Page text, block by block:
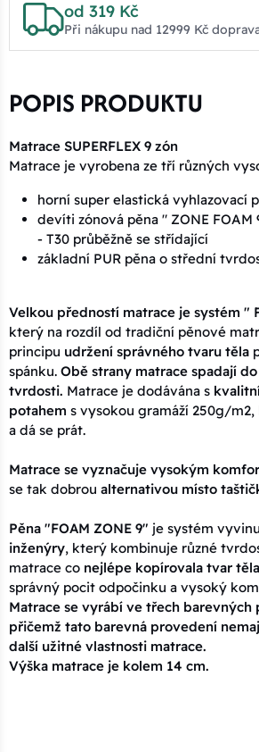
od 319 Kč
Při nákupu nad 12999 Kč
POPIS PRODUKTU
Matrace SUPERFLEX 9 zón
Matrace je vyrobena ze tří různých
horní super elastická vyhlazovací
devíti zónová pěna " ZONE
- T30 průběžně se střídající
základní PUR pěna o střední
Velkou předností matrace je systém "
který na rozdíl od tradiční pěnové
principu udržení správného tvaru těla
spánku. Obě strany matrace spadají
tvrdosti. Matrace je dodávána s
potahem s vysokou gramáží 250g/
a dá se prát.
Matrace se vyznačuje vysokým
se tak dobrou alternativou místo
Pěna "FOAM ZONE 9" je systém
inženýry, který kombinuje různé
matrace co nejlépe kopírovala tvar těla
správný pocit odpočinku a vysoký
Matrace se vyrábí ve třech barevných
přičemž tato barevná provedení
další užitné vlastnosti matrace.
Výška matrace je kolem 14 cm.